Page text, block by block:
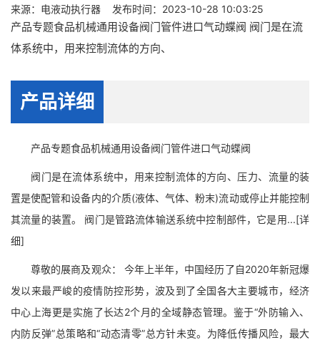
来源： 电液动执行器 发布时间：2023-10-28 10:03:25
产品专题食品机械通用设备阀门管件进口气动蝶阀 阀门是在流
体系统中，用来控制流体的方向、
产品详细
产品专题食品机械通用设备阀门管件进口气动蝶阀
阀门是在流体系统中，用来控制流体的方向、压力、流量的装
置是使配管和设备内的介质(液体、气体、粉末)流动或停止并能控制
其流量的装置。 阀门是管路流体输送系统中控制部件，它是用...[详
细]
尊敬的展商及观众： 今年上半年，中国经历了自2020年新冠爆
发以来最严峻的疫情防控形势，波及到了全国各大主要城市，经济
中心上海更是实施了长达2个月的全域静态管理。鉴于“外防输入、
内防反弹”总策略和“动态清零”总方针未变。为降低传播风险，最大